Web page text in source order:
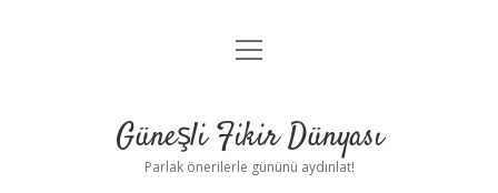
Anasayfa
Yasal Uyarı
menüyü
Güneşli Fikir Dünyası
Parlak önerilerle gününü aydınlat!